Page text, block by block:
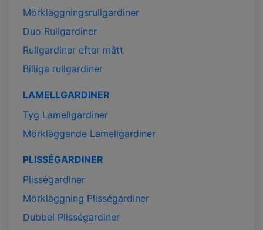
Mörkläggningsrullgardiner
Duo Rullgardiner
Rullgardiner efter mått
Billiga rullgardiner
LAMELLGARDINER
Tyg Lamellgardiner
Mörkläggande Lamellgardiner
PLISSÉGARDINER
Plisségardiner
Mörkläggning Plisségardiner
Dubbel Plisségardiner